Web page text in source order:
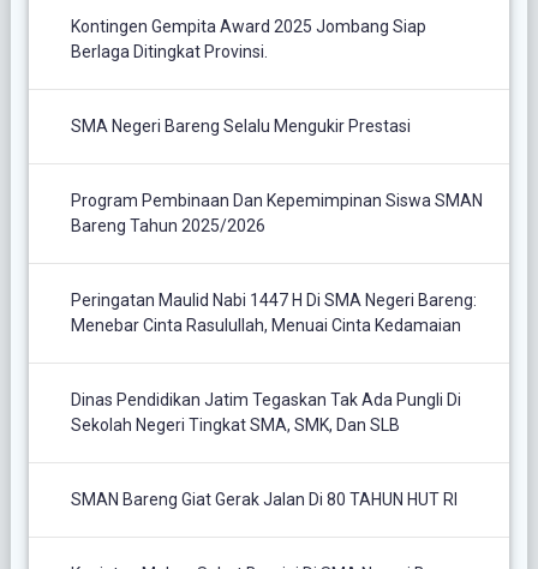
Kontingen Gempita Award 2025 Jombang Siap
Berlaga Ditingkat Provinsi.
SMA Negeri Bareng Selalu Mengukir Prestasi
Program Pembinaan Dan Kepemimpinan Siswa SMAN
Bareng Tahun 2025/2026
Peringatan Maulid Nabi 1447 H Di SMA Negeri Bareng:
Menebar Cinta Rasulullah, Menuai Cinta Kedamaian
Dinas Pendidikan Jatim Tegaskan Tak Ada Pungli Di
Sekolah Negeri Tingkat SMA, SMK, Dan SLB
SMAN Bareng Giat Gerak Jalan Di 80 TAHUN HUT RI